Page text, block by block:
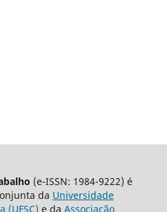
(e-ISSN: 1984-9222) é
da Universidade
(UFSC) e da Associação